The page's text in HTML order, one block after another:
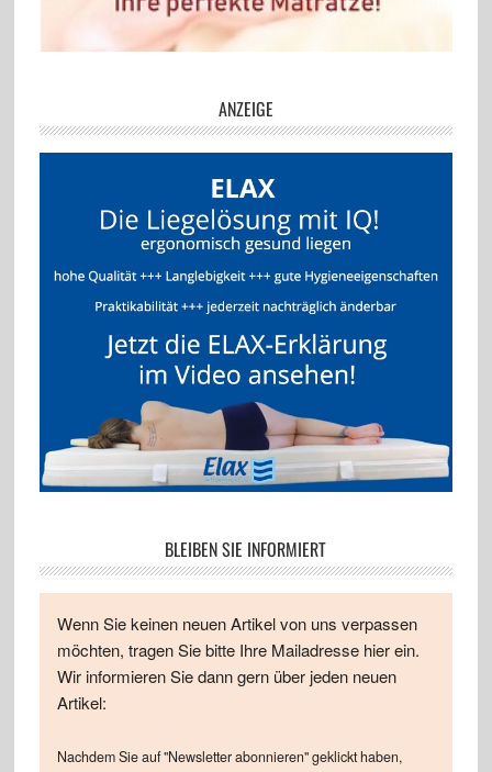
ANZEIGE
BLEIBEN SIE INFORMIERT
Wenn Sie keinen neuen Artikel von uns verpassen
möchten, tragen Sie bitte Ihre Mailadresse hier ein.
Wir informieren Sie dann gern über jeden neuen
Artikel:
Nachdem Sie auf "Newsletter abonnieren" geklickt haben,